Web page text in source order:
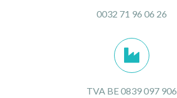
0032 71 96 06 26
TVA BE 0839 097 906